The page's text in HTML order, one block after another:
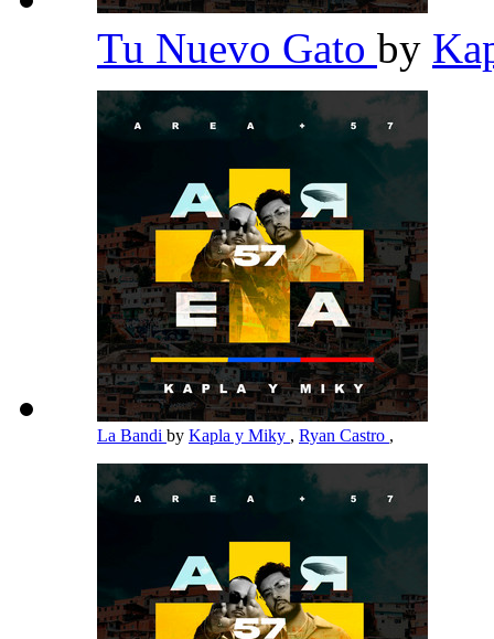
Tu Nuevo Gato by
La Bandi by Kapla y Miky , Ryan Castro ,